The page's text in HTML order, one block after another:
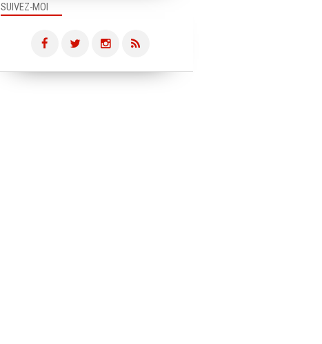
SUIVEZ-MOI